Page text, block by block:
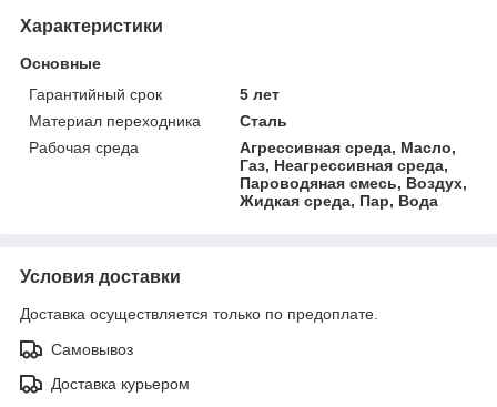
Характеристики
Основные
Гарантийный срок
5 лет
Материал переходника
Сталь
Рабочая среда
Агрессивная среда, Масло,
Газ, Неагрессивная среда,
Пароводяная смесь, Воздух,
Жидкая среда, Пар, Вода
Условия доставки
Доставка осуществляется только по предоплате.
Самовывоз
Доставка курьером